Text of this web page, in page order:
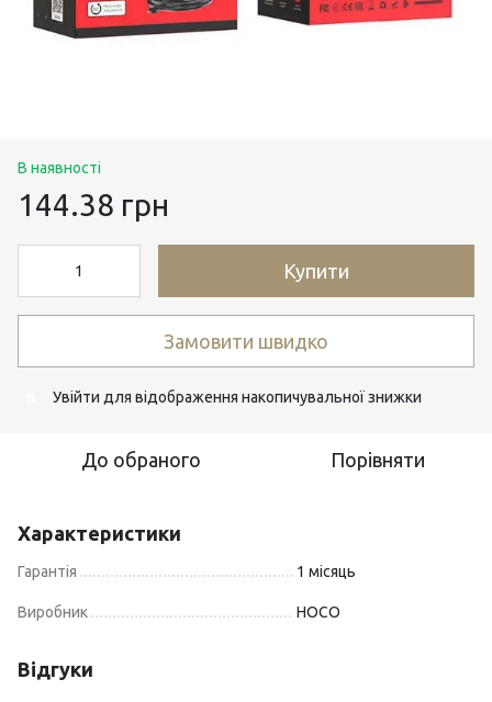
В наявності
144.38 грн
Купити
Замовити швидко
Увійти для відображення накопичувальної знижки
До обраного Порівняти
Характеристики
Гарантія 1 місяць
Виробник HOCO
Відгуки